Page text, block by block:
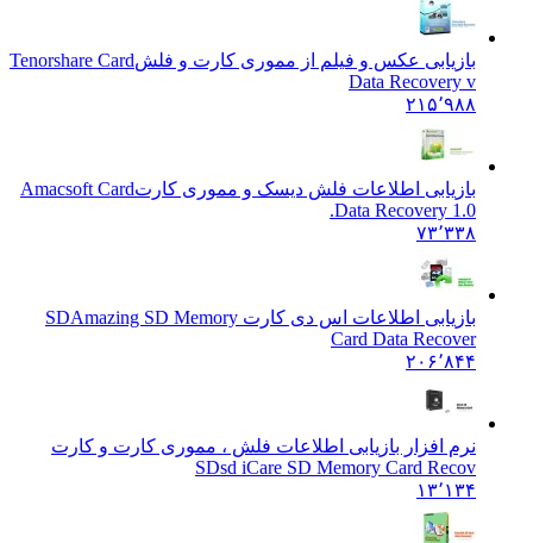
بازیابی عکس و فیلم از مموری کارت و فلش Tenorshare Card
Data Recovery v
۲۱۵٬۹۸۸
بازیابی اطلاعات فلش دیسک و مموری کارت Amacsoft Card
Data Recovery 1.0.
۷۳٬۳۳۸
بازیابی اطلاعات اس دی کارت SDAmazing SD Memory
Card Data Recover
۲۰۶٬۸۴۴
نرم افزار بازیابی اطلاعات فلش ، مموری کارت و کارت
SDsd iCare SD Memory Card Recov
۱۳٬۱۳۴